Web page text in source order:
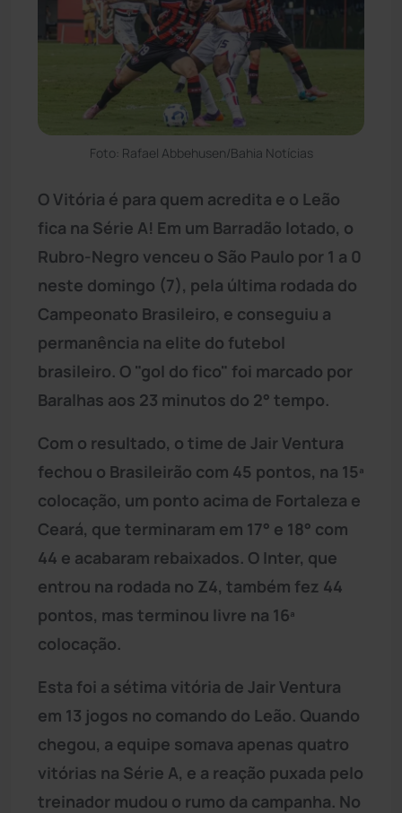
Foto: Rafael Abbehusen/Bahia Notícias
O Vitória é para quem acredita e o Leão
fica na Série A! Em um Barradão lotado, o
Rubro-Negro venceu o São Paulo por 1 a 0
neste domingo (7), pela última rodada do
Campeonato Brasileiro, e conseguiu a
permanência na elite do futebol
brasileiro. O "gol do fico" foi marcado por
Baralhas aos 23 minutos do 2° tempo.
Com o resultado, o time de Jair Ventura
fechou o Brasileirão com 45 pontos, na 15ª
colocação, um ponto acima de Fortaleza e
Ceará, que terminaram em 17° e 18° com
44 e acabaram rebaixados. O Inter, que
entrou na rodada no Z4, também fez 44
pontos, mas terminou livre na 16ª
colocação.
Esta foi a sétima vitória de Jair Ventura
em 13 jogos no comando do Leão. Quando
chegou, a equipe somava apenas quatro
vitórias na Série A, e a reação puxada pelo
treinador mudou o rumo da campanha. No